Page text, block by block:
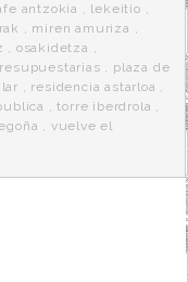
antzokia , lekeitio ,
, miren amuriza ,
, osakidetza ,
, plaza de
, residencia astarloa ,
,torre iberdrola ,
, vuelve el